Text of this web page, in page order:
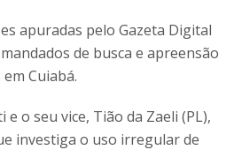
apuradas pelo Gazeta Digital
de busca e apreensão
Cuiabá.
o seu vice, Tião da Zaeli (PL),
investiga o uso irregular de